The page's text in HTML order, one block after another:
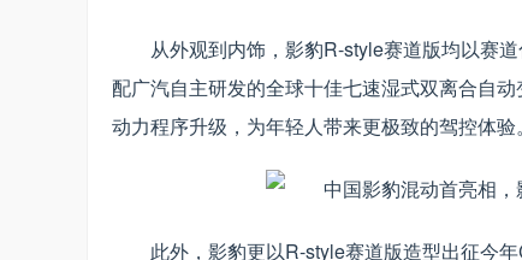
从外观到内饰，影豹R-style赛道版均以赛
配广汽自主研发的全球十佳七速湿式双离合自
动力程序升级，为年轻人带来更极致的驾控体验。
此外，影豹更以R-style赛道版造型出征今